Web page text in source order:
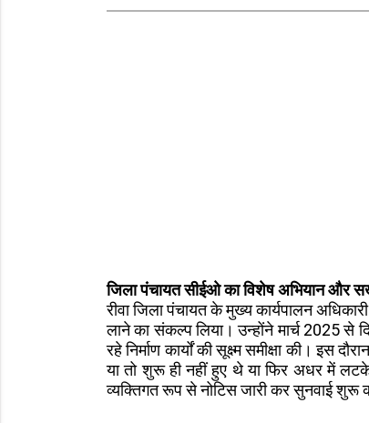
जिला पंचायत सीईओ का विशेष अभियान और
रीवा जिला पंचायत के मुख्य कार्यपालन
लाने का संकल्प लिया। उन्होंने मार्च 2025 से
रहे निर्माण कार्यों की सूक्ष्म समीक्षा की। इस
या तो शुरू ही नहीं हुए थे या फिर अधर में
व्यक्तिगत रूप से नोटिस जारी कर सुनवाई शुरू